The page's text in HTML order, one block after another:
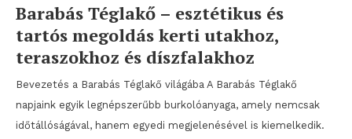
Barabás Téglakő – esztétikus és
tartós megoldás kerti utakhoz,
teraszokhoz és díszfalakhoz
Bevezetés a Barabás Téglakő világába A Barabás Téglakő
napjaink egyik legnépszerűbb burkolóanyaga, amely nemcsak
időtállóságával, hanem egyedi megjelenésével is kiemelkedik.